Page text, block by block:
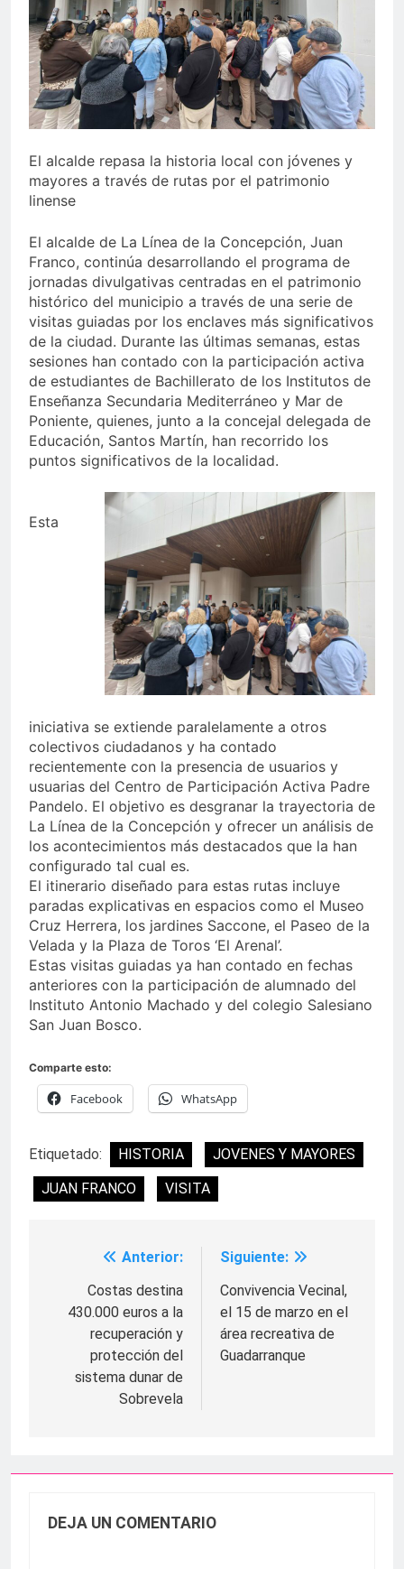
echa el cierre con éxito
rotundo
2 Semanas Atrás
La Mancomunidad y el
Banco de Alimentos del
Campo de Gibraltar renuevan
su convenio de colaboración
2 Semanas Atrás
Tráfico especial para
despedir la feria. Ojo si vas
La feria se despide por todo
lo alto: Antonio José,
El alcalde repasa la historia local con jóvenes y
mayores a través de rutas por el patrimonio
linense
El alcalde de La Línea de la Concepción, Juan
Franco, continúa desarrollando el programa de
jornadas divulgativas centradas en el patrimonio
histórico del municipio a través de una serie de
visitas guiadas por los enclaves más significativos
de la ciudad. Durante las últimas semanas, estas
sesiones han contado con la participación activa
de estudiantes de Bachillerato de los Institutos de
Enseñanza Secundaria Mediterráneo y Mar de
Poniente, quienes, junto a la concejal delegada de
Educación, Santos Martín, han recorrido los
puntos significativos de la localidad.
Esta
iniciativa se extiende paralelamente a otros
colectivos ciudadanos y ha contado
recientemente con la presencia de usuarios y
usuarias del Centro de Participación Activa Padre
Pandelo. El objetivo es desgranar la trayectoria de
La Línea de la Concepción y ofrecer un análisis de
los acontecimientos más destacados que la han
configurado tal cual es.
El itinerario diseñado para estas rutas incluye
paradas explicativas en espacios como el Museo
Cruz Herrera, los jardines Saccone, el Paseo de la
Velada y la Plaza de Toros ‘El Arenal’.
Estas visitas guiadas ya han contado en fechas
anteriores con la participación de alumnado del
Instituto Antonio Machado y del colegio Salesiano
San Juan Bosco.
Comparte esto:
Facebook WhatsApp
Etiquetado: HISTORIA
JOVENES Y MAYORES
JUAN FRANCO
VISITA
Navegación
entradas
Anterior:
Costas destina
430.000 euros a la
recuperación y
protección del
sistema dunar de
Sobrevela
Siguiente:
Convivencia Vecinal,
el 15 de marzo en el
área recreativa de
Guadarranque
DEJA UN COMENTARIO